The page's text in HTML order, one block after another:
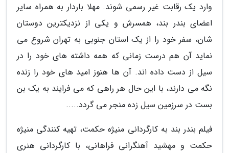
وارد یک رقابت غیر رسمی شوند. مهلا باردار به همراه سایر
اعضای بندر بند، همسرش و یکی از نزدیکترین دوستان
شان، سفر خود را از یک استان جنوبی به تهران شروع می
نماید آن هم درست زمانی که همه داشته های خود را در
سیل از دست داده اند. آن ها هنوز امید های خود را زنده
نگه می دارند، با این حال هر راهی که می فرایند به یک بن
بست در سرزمین سیل زده منجر می گردد.....
فیلم بندر بند به کارگردانی منیژه حکمت، تهیه کنندگی منیژه
حکمت و مهشید آهنگرانی فراهانی، با کارگردانی هنری